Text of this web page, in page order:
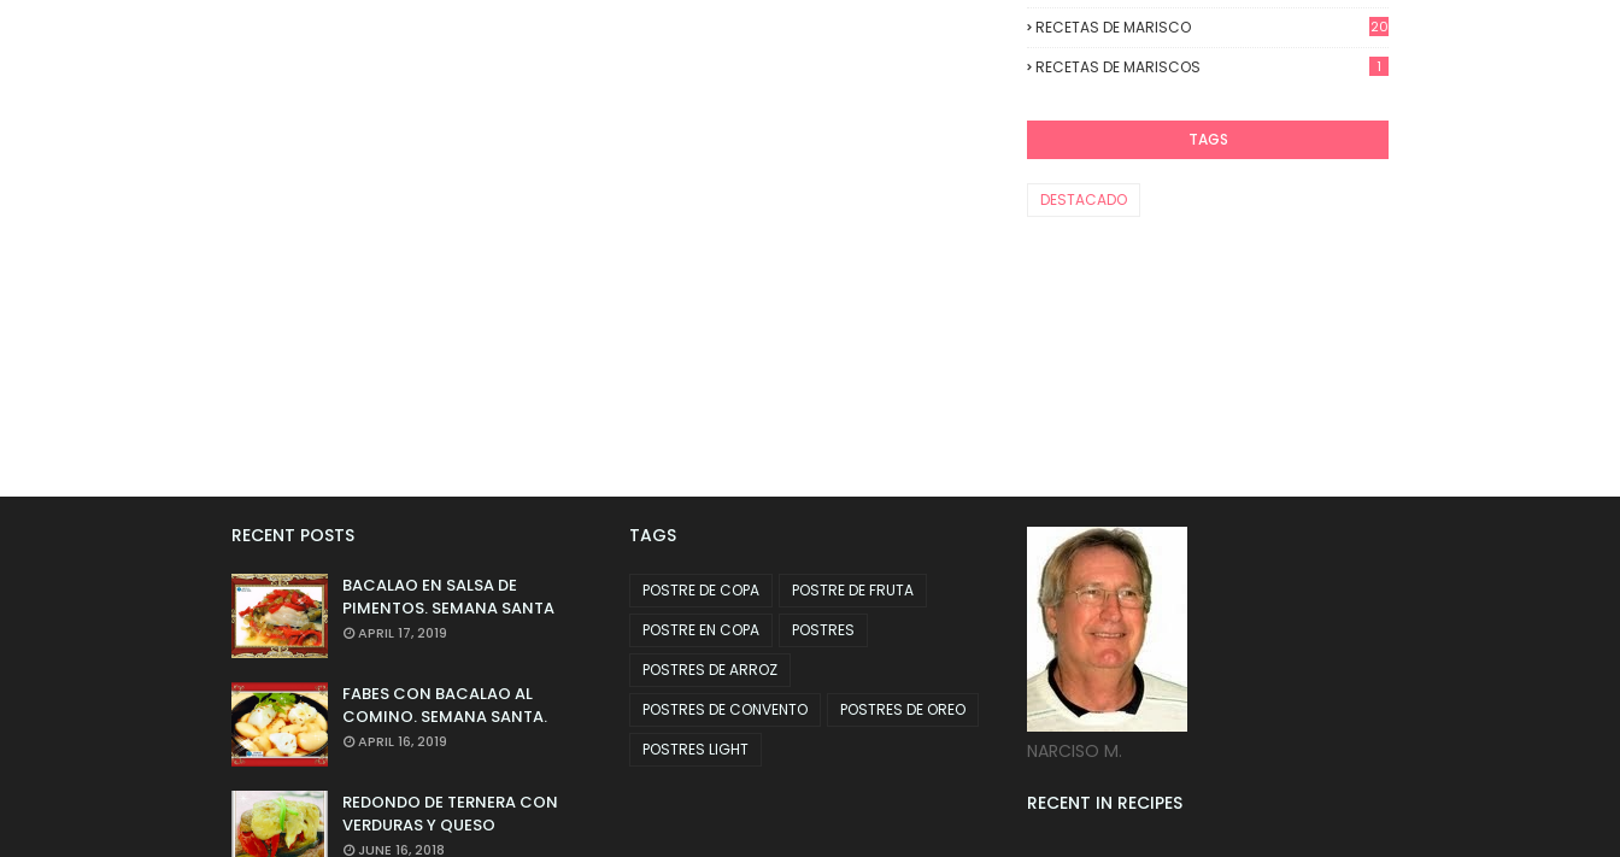
RECETAS DE MARISCO 20
RECETAS DE MARISCOS 1
TAGS
DESTACADO
RECENT POSTS
BACALAO EN SALSA DE
PIMENTOS. SEMANA SANTA
APRIL 17, 2019
FABES CON BACALAO AL
COMINO. SEMANA SANTA.
APRIL 16, 2019
REDONDO DE TERNERA CON
VERDURAS Y QUESO
JUNE 16, 2018
TAGS
POSTRE DE COPA
POSTRE DE FRUTA
POSTRE EN COPA
POSTRES
POSTRES DE ARROZ
POSTRES DE CONVENTO
POSTRES DE OREO
POSTRES LIGHT
NARCISO M.
RECENT IN RECIPES